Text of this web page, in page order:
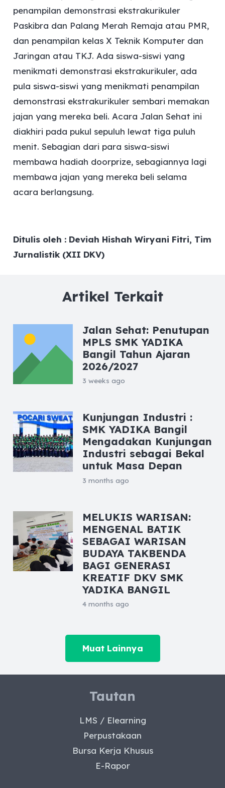
penampilan demonstrasi ekstrakurikuler
Paskibra dan Palang Merah Remaja atau PMR,
dan penampilan kelas X Teknik Komputer dan
Jaringan atau TKJ. Ada siswa-siswi yang
menikmati demonstrasi ekstrakurikuler, ada
pula siswa-siswi yang menikmati penampilan
demonstrasi ekstrakurikuler sembari memakan
jajan yang mereka beli. Acara Jalan Sehat ini
diakhiri pada pukul sepuluh lewat tiga puluh
menit. Sebagian dari para siswa-siswi
membawa hadiah doorprize, sebagiannya lagi
membawa jajan yang mereka beli selama
acara berlangsung.
Ditulis oleh : Deviah Hishah Wiryani Fitri, Tim
Jurnalistik (XII DKV)
Artikel Terkait
Jalan Sehat: Penutupan
MPLS SMK YADIKA
Bangil Tahun Ajaran
2026/2027
3 weeks ago
Kunjungan Industri :
SMK YADIKA Bangil
Mengadakan Kunjungan
Industri sebagai Bekal
untuk Masa Depan
3 months ago
MELUKIS WARISAN:
MENGENAL BATIK
SEBAGAI WARISAN
BUDAYA TAKBENDA
BAGI GENERASI
KREATIF DKV SMK
YADIKA BANGIL
4 months ago
Muat Lainnya
Tautan
LMS / Elearning
Perpustakaan
Bursa Kerja Khusus
E-Rapor